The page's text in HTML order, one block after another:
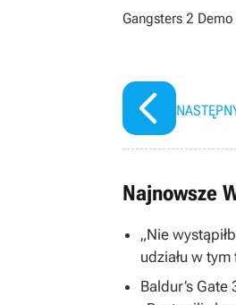
Gangsters 2 Demo
Najnowsze
„Nie
udziału w
Baldur’s